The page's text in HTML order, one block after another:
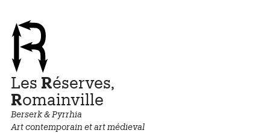
Les Réserves,
Romainville
Berserk & Pyrrhia
Art contemporain et art médieval